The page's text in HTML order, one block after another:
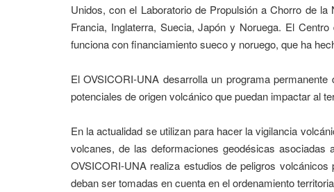
Unidos, con el Laboratorio de Propulsión a Chorro de
Francia, Inglaterra, Suecia, Japón y Noruega. El
funciona con financiamiento sueco y noruego, que ha
El OVSICORI-UNA desarrolla un programa
potenciales de origen volcánico que puedan impactar al
En la actualidad se utilizan para hacer la vigilancia
volcanes, de las deformaciones geodésicas
OVSICORI-UNA realiza estudios de peligros
deban ser tomadas en cuenta en el ordenamiento